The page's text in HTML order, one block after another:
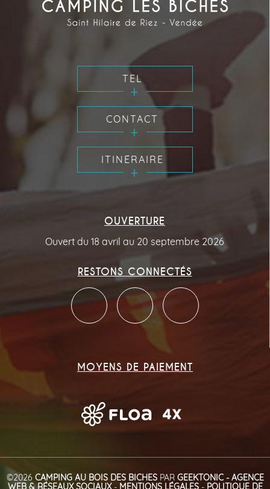
TEL
CONTACT
ITINÉRAIRE
OUVERTURE
Ouvert du 18 avril au 20 septembre 2026
RESTONS CONNECTÉS
MOYENS DE PAIEMENT
©2026 CAMPING AU BOIS DES BICHESPAR GEEKTONIC - AGENCE
WEB & RÉSEAUX SOCIAUX- MENTIONS LÉGALES- POLITIQUE DE